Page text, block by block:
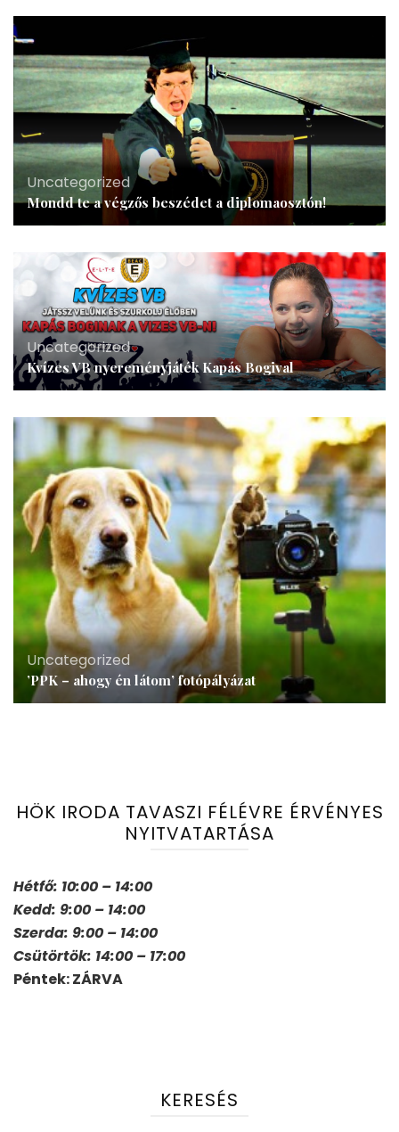
Uncategorized
Mondd te a végzős beszédet a diplomaosztón!
Uncategorized
Kvízes VB nyereményjáték Kapás Bogival
Uncategorized
’PPK – ahogy én látom’ fotópályázat
HÖK IRODA TAVASZI FÉLÉVRE ÉRVÉNYES
NYITVATARTÁSA
Hétfő: 10:00 – 14:00
Kedd: 9:00 – 14:00
Szerda: 9:00 – 14:00
Csütörtök: 14:00 – 17:00
Péntek: ZÁRVA
KERESÉS